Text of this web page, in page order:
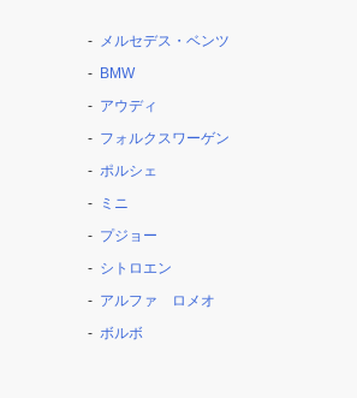
メルセデス・ベンツ
BMW
アウディ
フォルクスワーゲン
ポルシェ
ミニ
プジョー
シトロエン
アルファ ロメオ
ボルボ